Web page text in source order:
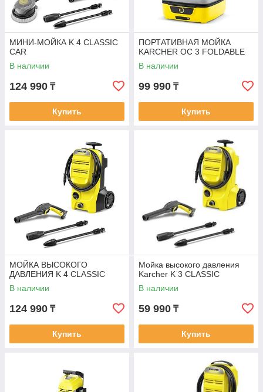
МИНИ-МОЙКА K 4 CLASSIC
CAR
В наличии
124 990 ₸
Купить
ПОРТАТИВНАЯ МОЙКА
KARCHER OC 3 FOLDABLE
В наличии
99 990 ₸
Купить
МОЙКА ВЫСОКОГО
ДАВЛЕНИЯ K 4 CLASSIC
В наличии
124 990 ₸
Купить
Мойка высокого давления
Karcher K 3 CLASSIC
В наличии
59 990 ₸
Купить